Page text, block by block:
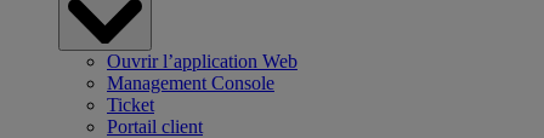
Ouvrir l’application Web
Management Console
Ticket
Portail client